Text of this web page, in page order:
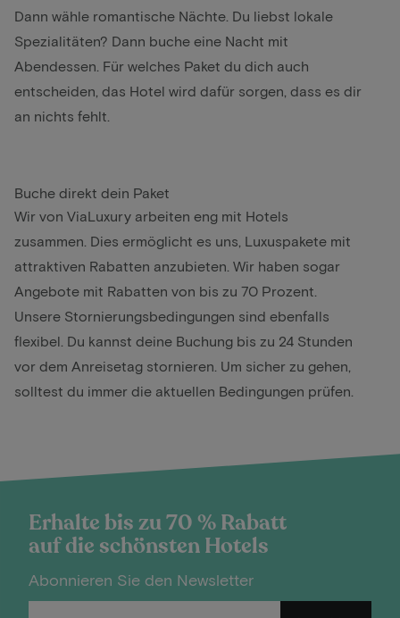
Dann wähle romantische Nächte. Du liebst lokale
Spezialitäten? Dann buche eine Nacht mit
Abendessen. Für welches Paket du dich auch
entscheiden, das Hotel wird dafür sorgen, dass es dir
an nichts fehlt.
Buche direkt dein Paket
Wir von ViaLuxury arbeiten eng mit Hotels
zusammen. Dies ermöglicht es uns, Luxuspakete mit
attraktiven Rabatten anzubieten. Wir haben sogar
Angebote mit Rabatten von bis zu 70 Prozent.
Unsere Stornierungsbedingungen sind ebenfalls
flexibel. Du kannst deine Buchung bis zu 24 Stunden
vor dem Anreisetag stornieren. Um sicher zu gehen,
solltest du immer die aktuellen Bedingungen prüfen.
Erhalte bis zu 70 % Rabatt
auf die schönsten Hotels
Abonnieren Sie den Newsletter